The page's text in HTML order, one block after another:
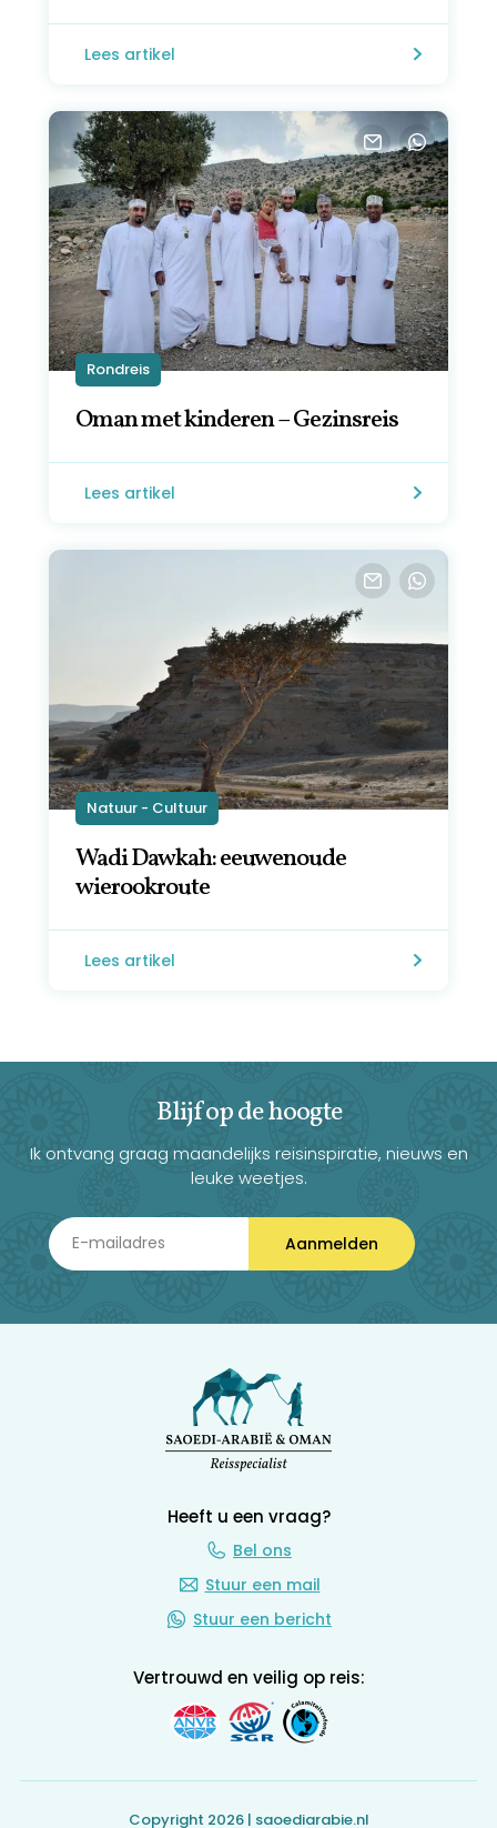
Lees artikel
Rondreis
Oman met kinderen – Gezinsreis
Lees artikel
Natuur - Cultuur
Wadi Dawkah: eeuwenoude
wierookroute
Lees artikel
Blijf op de hoogte
Ik ontvang graag maandelijks reisinspiratie, nieuws en
leuke weetjes.
Aanmelden
Heeft u een vraag?
Bel ons
Stuur een mail
Stuur een bericht
Vertrouwd en veilig op reis:
Copyright 2026 | saoediarabie.nl